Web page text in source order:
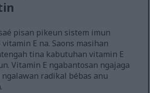
pisan pikeun sistem imun
E na. Saons masihan
tina kabutuhan vitamin E
Vitamin E ngabantosan ngajaga
radikal bébas anu